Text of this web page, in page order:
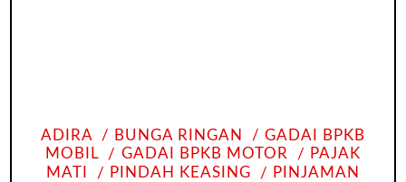
ADIRA BUNGA RINGAN
GADAI BPKB
MOBIL
GADAI BPKB MOTOR
PAJAK
MATI
PINDAH KEASING
PINJAMAN